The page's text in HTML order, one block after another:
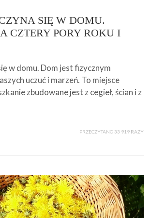
SIĘ W DOMU.
CZTERY PORY ROKU I
w domu. Dom jest fizycznym
uczuć i marzeń. To miejsce
zbudowane jest z cegieł, ścian i z
PRZECZYTANO 33 919 RAZY